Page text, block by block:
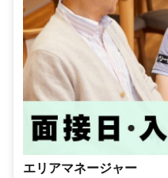
エリアマネージャー